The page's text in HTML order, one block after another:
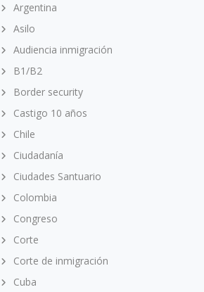
Argentina
Asilo
Audiencia inmigración
B1/B2
Border security
Castigo 10 años
Chile
Ciudadanía
Ciudades Santuario
Colombia
Congreso
Corte
Corte de inmigración
Cuba